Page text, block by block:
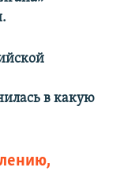
в какую